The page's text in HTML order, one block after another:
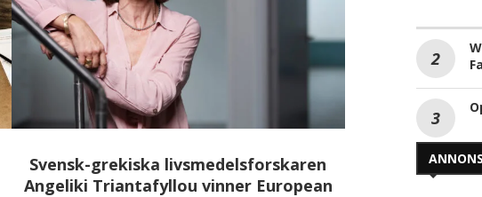
Svensk-grekiska livsmedelsforskaren
Angeliki Triantafyllou vinner European
ANNONS